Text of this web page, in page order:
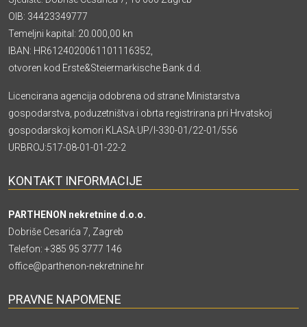
OIB: 34423349777
Temeljni kapital: 20.000,00 kn
IBAN: HR6124020061101116352,
otvoren kod Erste&Steiermarkische Bank d.d.
Licencirana agencija odobrena od strane Ministarstva
gospodarstva, poduzetništva i obrta registrirana pri Hrvatskoj
gospodarskoj komori KLASA:UP/I-330-01/22-01/556
URBROJ:517-08-01-01-22-2
KONTAKT INFORMACIJE
PARTHENON nekretnine d.o.o.
Dobriše Cesarića 7, Zagreb
Telefon: +385 95 3777 146
office@parthenon-nekretnine.hr
PRAVNE NAPOMENE